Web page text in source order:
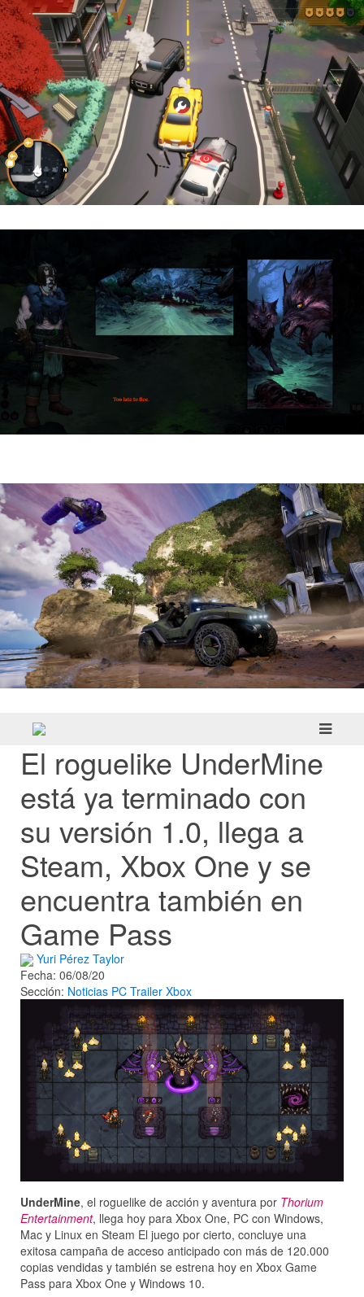
El roguelike UnderMine
está ya terminado con
su versión 1.0, llega a
Steam, Xbox One y se
encuentra también en
Game Pass
Yuri Pérez Taylor
Fecha: 06/08/20
Sección: Noticias PC Trailer Xbox
UnderMine, el roguelike de acción y aventura por Thorium
Entertainment, llega hoy para Xbox One, PC con Windows,
Mac y Linux en Steam El juego por cierto, concluye una
exitosa campaña de acceso anticipado con más de 120.000
copias vendidas y también se estrena hoy en Xbox Game
Pass para Xbox One y Windows 10.